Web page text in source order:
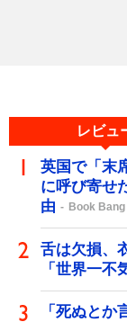
レビュ
英国で「末
に呼び寄せ
由
Book Bang
舌は欠損、
「世界一
「死ぬと